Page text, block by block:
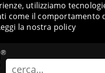
utilizziamo
come il comportamento
la nostra policy
Search